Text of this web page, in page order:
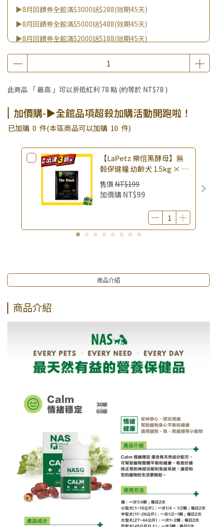
▶8月回饋券全館滿$3000送$288(效期45天)
▶8月回饋券全館滿$5000送$488(效期45天)
▶8月回饋券全館滿$2000送$188(效期45天)
▶8月回饋券全館滿$8000送$888(效期45天)
▶消費滿999｜享超值價$299加購BIO UP面膜
組！
▶王國加購活動 訂單享超值優惠價加購好物
▶全館品項超殺加購活動開跑啦！
此商品 「 最高 」可以折抵紅利 78 點 (約等於 NT$78 )
加價購-▶全館品項超殺加購活動開跑啦！
已加購 0 件(本區商品可以加購 10 件)
【LaPetz 樂倍黑酵母】無
榖保健糧 幼齡犬 1.5kg × 包
｜(廠效期20260818) 狗乾糧
狗飼料 幼犬飼料 無穀配方｜
即期品
售價 NT$199
加價購NT$99
商品介紹
商品介紹